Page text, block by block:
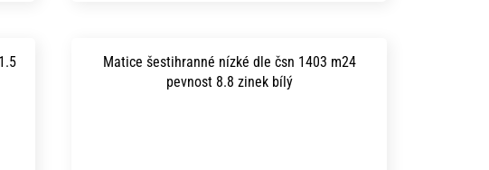
Matice šestihranné nízké dle čsn 1403 m24
pevnost 8.8 zinek bílý